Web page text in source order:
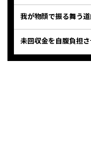
我が物顔で振る舞う
未回収金を自腹負担